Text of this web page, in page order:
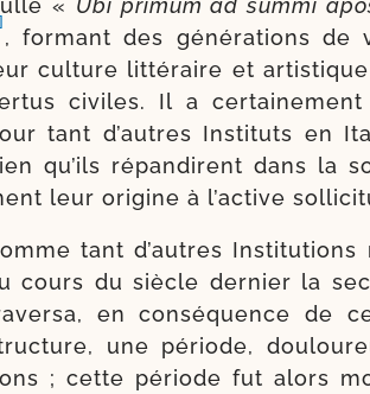
« Ubi pri­mum ad sum­mi
, for­mant des géné­ra­tions de
culture lit­té­raire et
civiles. Il a cer­tai­ne­ment
tant d’autres Instituts en
qu’ils répan­dirent dans la
leur ori­gine à l’ac­tive
tant d’autres
cours du siècle der­nier la
en consé­quence de
une période,
; cette période fut alors